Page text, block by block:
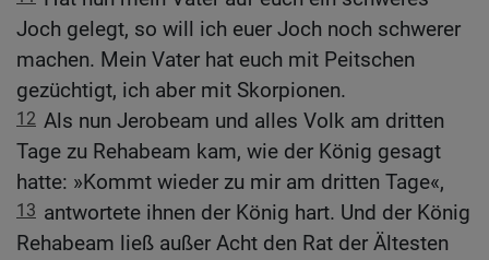
Joch gelegt, so will ich euer Joch noch schwerer
machen. Mein Vater hat euch mit Peitschen
gezüchtigt, ich aber mit Skorpionen.
12 Als nun Jerobeam und alles Volk am dritten
Tage zu Rehabeam kam, wie der König gesagt
hatte: »Kommt wieder zu mir am dritten Tage«,
13 antwortete ihnen der König hart. Und der König
Rehabeam ließ außer Acht den Rat der Ältesten